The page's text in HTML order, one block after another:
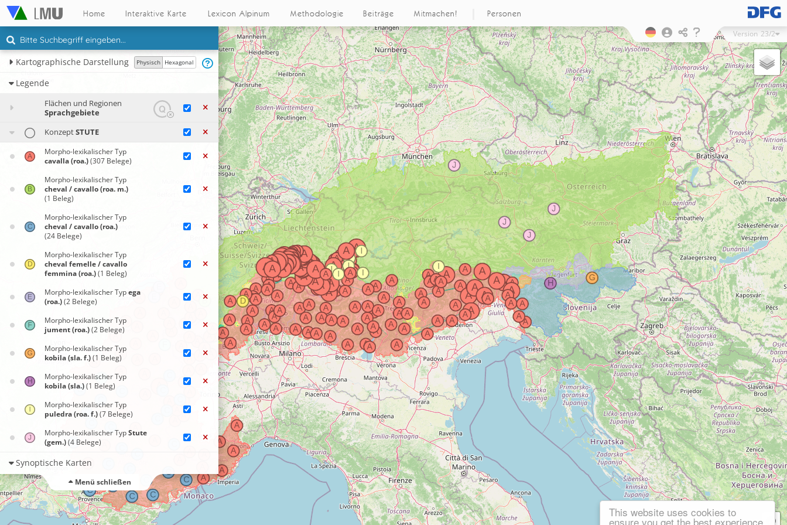
This website uses cookies to
ensure you get the best experience
Home Interaktive Karte Lexicon Alpinum Methodologie Beiträge Mitmachen! Personen
Version 23/2
Kartographische Darstellung Physisch Hexagonal
Legende
Flächen und Regionen
Sprachgebiete
KonzeptSTUTE
Morpho-lexikalischer Typ
cavalla (roa.)(307 Belege)
Morpho-lexikalischer Typ
cheval / cavallo (roa. m.)
(1 Beleg)
Morpho-lexikalischer Typ
cheval / cavallo (roa.)
(24 Belege)
Morpho-lexikalischer Typ
cheval femelle / cavallo
femmina (roa.)(1 Beleg)
Morpho-lexikalischer Typega
(roa.)(2 Belege)
Morpho-lexikalischer Typ
jument (roa.)(2 Belege)
Morpho-lexikalischer Typ
kobila (sla. f.)(1 Beleg)
Morpho-lexikalischer Typ
kobila (sla.)(1 Beleg)
Morpho-lexikalischer Typ
puledra (roa. f.)(7 Belege)
Morpho-lexikalischer TypStute
(gem.)(4 Belege)
Synoptische Karten
Menü schließen